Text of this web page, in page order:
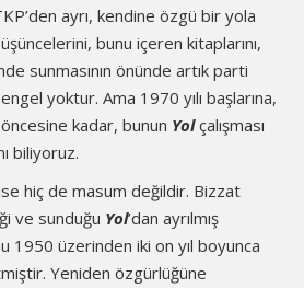
ayrı, kendine özgü bir yola
bunu içeren kitaplarını,
sunmasının önünde artık parti
yoktur. Ama 1970 yılı başlarına,
kadar, bunun Yolçalışması
biliyoruz.
hiç de masum değildir. Bizzat
ve sunduğu Yol’dan ayrılmış
1950 üzerinden iki on yıl boyunca
Yeniden özgürlüğüne